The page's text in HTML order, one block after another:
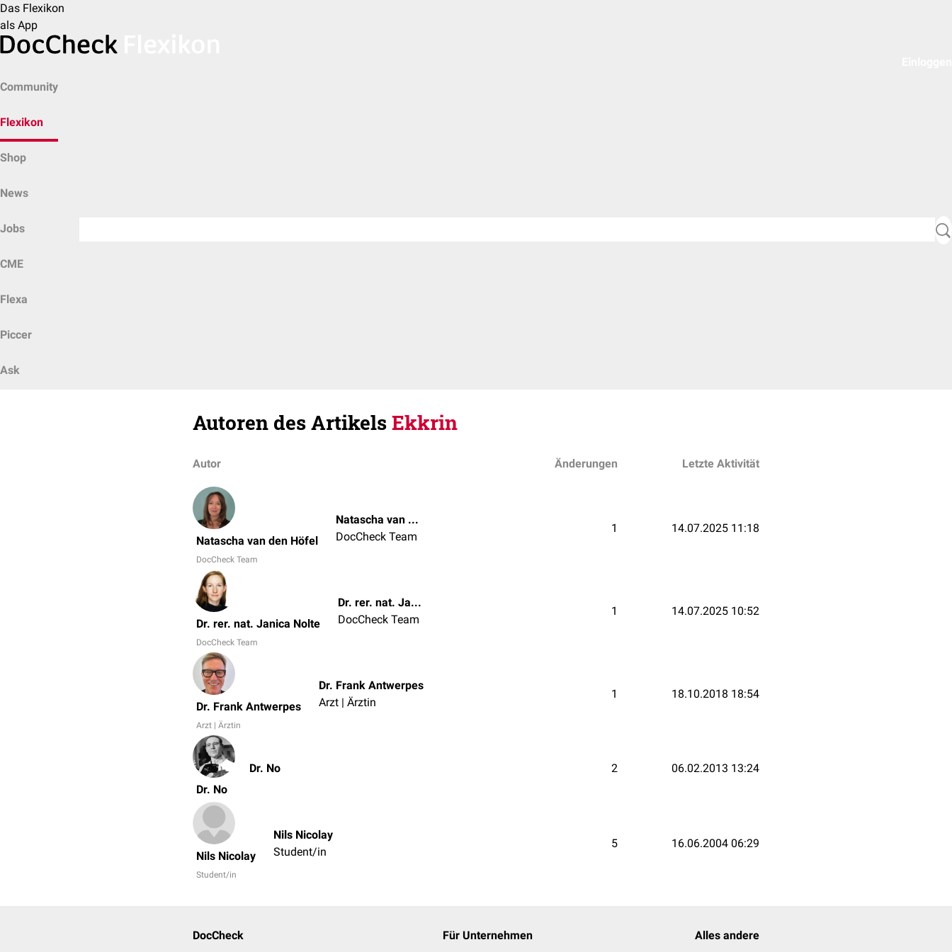
Das Flexikon
als App
Community
Flexikon
Shop
News
Jobs
CME
Flexa
Piccer
Ask
Autoren des ArtikelsEkkrin
Autor Änderungen Letzte Aktivität
Natascha van den Höfel
DocCheck Team
Natascha van den Höfel
DocCheck Team
1 14.07.2025 11:18
Dr. rer. nat. Janica Nolte
DocCheck Team
Dr. rer. nat. Janica Nolte
DocCheck Team
1 14.07.2025 10:52
Dr. Frank Antwerpes
Arzt | Ärztin
Dr. Frank Antwerpes
Arzt | Ärztin
1 18.10.2018 18:54
Dr. No
Dr. No 2 06.02.2013 13:24
Nils Nicolay
Student/in
Nils Nicolay
Student/in
5 16.06.2004 06:29
DocCheck Für Unternehmen Alles andere